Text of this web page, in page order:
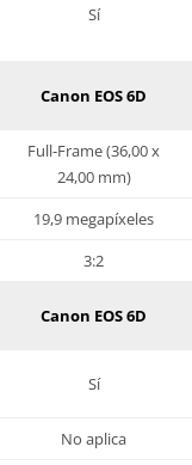
Sí
Canon EOS 6D
Full-Frame (36,00 x
24,00 mm)
19,9 megapíxeles
3:2
Canon EOS 6D
Sí
No aplica